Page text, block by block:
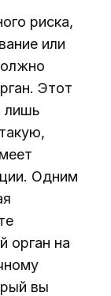
риска,
или
Этот
лишь
Одним
орган на
вы